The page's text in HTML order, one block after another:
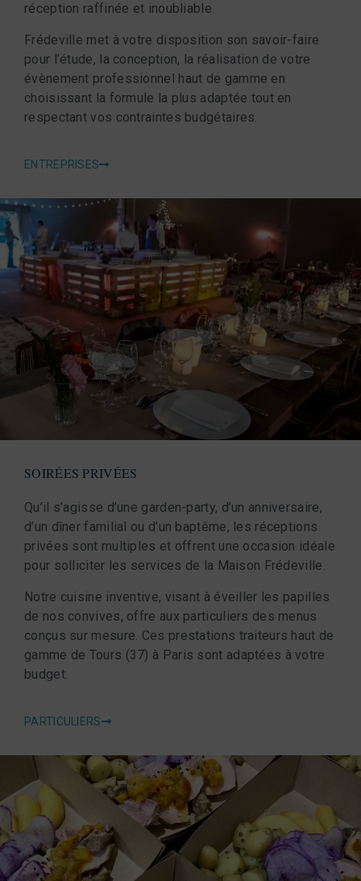
réception raffinée et inoubliable.
Frédeville met à votre disposition son savoir-faire
pour l’étude, la conception, la réalisation de votre
évènement professionnel haut de gamme en
choisissant la formule la plus adaptée tout en
respectant vos contraintes budgétaires.
ENTREPRISES
SOIRÉES PRIVÉES
Qu’il s’agisse d’une garden-party, d’un anniversaire,
d’un dîner familial ou d’un baptême, les réceptions
privées sont multiples et offrent une occasion idéale
pour solliciter les services de la Maison Frédeville.
Notre cuisine inventive, visant à éveiller les papilles
de nos convives, offre aux particuliers des menus
conçus sur mesure. Ces prestations traiteurs haut de
gamme de Tours (37) à Paris sont adaptées à votre
budget.
PARTICULIERS